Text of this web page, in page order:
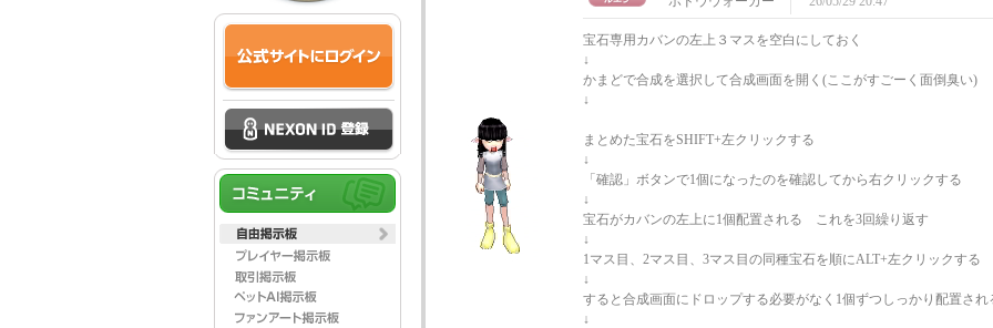
宝石専用カバンの左上３マスを空白にしておく
↓
かまどで合成を選択して合成画面を開く(ここがすごーく面倒臭い)
↓
まとめた宝石をSHIFT+左クリックする
↓
「確認」ボタンで1個になったのを確認してから右クリックする
↓
宝石がカバンの左上に1個配置される これを3回繰り返す
↓
1マス目、2マス目、3マス目の同種宝石を順にALT+左クリックする
↓
すると合成画面にドロップする必要がなく1個ずつしっかり配置され
↓